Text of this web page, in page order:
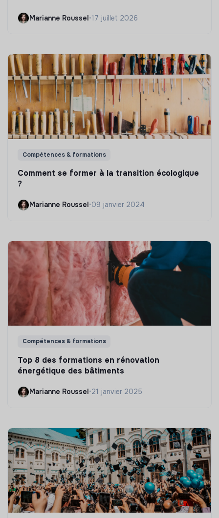
Marianne Roussel•17 juillet 2026
Compétences & formations
Comment se former à la transition écologique
?
Marianne Roussel •09 janvier 2024
Compétences & formations
Top 8 des formations en rénovation
énergétique des bâtiments
Marianne Roussel•21 janvier 2025